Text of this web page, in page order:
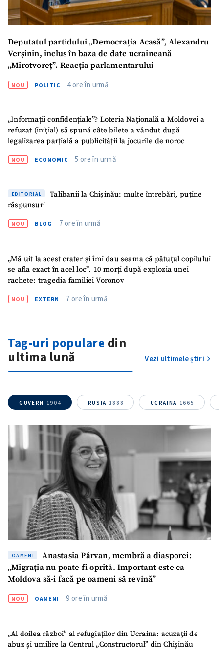
SUSȚINE
Deputatul partidului „Democrația Acasă”, Alexandru
Verșinin, inclus în baza de date ucraineană
„Mirotvoreț”. Reacția parlamentarului
NOU POLITIC 4 ore în urmă
„Informații confidențiale”? Loteria Națională a Moldovei a
refuzat (inițial) să spună câte bilete a vândut după
legalizarea parțială a publicității la jocurile de noroc
NOU ECONOMIC 5 ore în urmă
EDITORIAL
Talibanii la Chișinău: multe întrebări, puține
răspunsuri
NOU BLOG 7 ore în urmă
„Mă uit la acest crater și îmi dau seama că pătuțul copilului
se afla exact în acel loc”. 10 morți după explozia unei
rachete: tragedia familiei Voronov
NOU EXTERN 7 ore în urmă
Tag-uri populare din
ultima lună
Vezi ultimele știri
GUVERN 1904 RUSIA 1888 UCRAINA 1665
OAMENI
Anastasia Pârvan, membră a diasporei:
„Migrația nu poate fi oprită. Important este ca
Moldova să-i facă pe oameni să revină”
NOU OAMENI 9 ore în urmă
„Al doilea război” al refugiaților din Ucraina: acuzații de
abuz și umilire la Centrul „Constructorul” din Chișinău
Mesajul știrei
+ Mesajul știrei
CONTACT SURSĂ
Sursă anonimă
Nume+ Numele meu
Telefon
+ Telefon personal
Am citit și sunt de